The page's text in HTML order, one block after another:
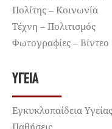
Πολίτης – Κοινωνία
Τέχνη – Πολιτισμός
Φωτογραφίες – Βίντεο
ΥΓΕΊΑ
Εγκυκλοπαίδεια Υγείας
Παθήσεις